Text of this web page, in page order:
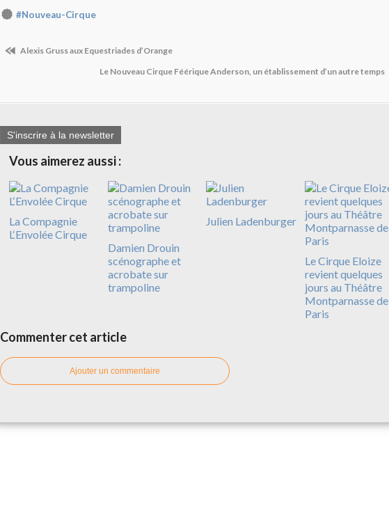
#Nouveau-Cirque
Alexis Gruss aux Equestriades d’Orange
Le Nouveau Cirque Féérique Anderson, un établissement d’un autre temps
S'inscrire à la newsletter
Vous aimerez aussi :
La Compagnie
L‘Envolée Cirque
Damien Drouin
scénographe et
acrobate sur
trampoline
Julien Ladenburger
Le Cirque Eloize
revient quelques
jours au Théâtre
Montparnasse de
Paris
Commenter cet article
Ajouter un commentaire